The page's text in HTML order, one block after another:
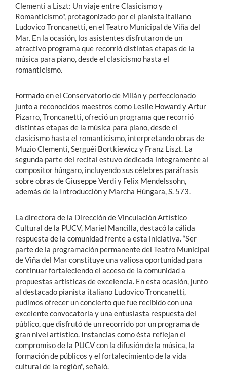
Clementi a Liszt: Un viaje entre Clasicismo y
Romanticismo", protagonizado por el pianista italiano
Ludovico Troncanetti, en el Teatro Municipal de Viña del
Mar. En la ocasión, los asistentes disfrutaron de un
atractivo programa que recorrió distintas etapas de la
música para piano, desde el clasicismo hasta el
romanticismo.
Formado en el Conservatorio de Milán y perfeccionado
junto a reconocidos maestros como Leslie Howard y Artur
Pizarro, Troncanetti, ofreció un programa que recorrió
distintas etapas de la música para piano, desde el
clasicismo hasta el romanticismo, interpretando obras de
Muzio Clementi, Serguéi Bortkiewicz y Franz Liszt. La
segunda parte del recital estuvo dedicada íntegramente al
compositor húngaro, incluyendo sus célebres paráfrasis
sobre obras de Giuseppe Verdi y Felix Mendelssohn,
además de la Introducción y Marcha Húngara, S. 573.
La directora de la Dirección de Vinculación Artístico
Cultural de la PUCV, Mariel Mancilla, destacó la cálida
respuesta de la comunidad frente a esta iniciativa. “Ser
parte de la programación permanente del Teatro Municipal
de Viña del Mar constituye una valiosa oportunidad para
continuar fortaleciendo el acceso de la comunidad a
propuestas artísticas de excelencia. En esta ocasión, junto
al destacado pianista italiano Ludovico Troncanetti,
pudimos ofrecer un concierto que fue recibido con una
excelente convocatoria y una entusiasta respuesta del
público, que disfrutó de un recorrido por un programa de
gran nivel artístico. Instancias como ésta reflejan el
compromiso de la PUCV con la difusión de la música, la
formación de públicos y el fortalecimiento de la vida
cultural de la región", señaló.